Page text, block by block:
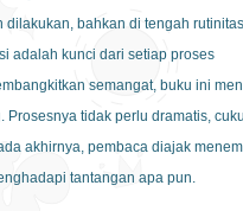
bahkan di tengah
adalah kunci dari setiap proses
semangat, buku ini
tidak perlu dramatis,
akhirnya, pembaca diajak
tantangan apa pun.